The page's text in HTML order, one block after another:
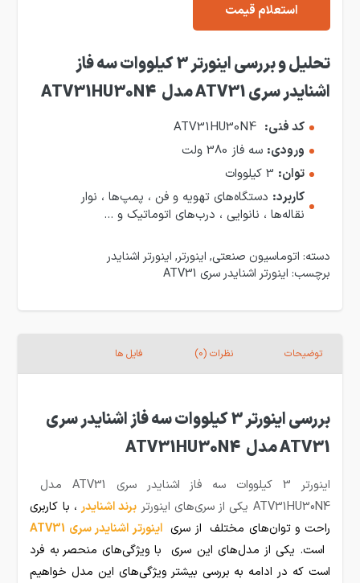
استعلام قیمت
تحلیل و بررسی اینورتر 3 کیلووات سه فاز
اشنایدر سری ATV31 مدل ATV31HU30N4
کد فنی: ATV31HU30N4
ورودی: سه فاز 380 ولت
توان:
کاربرد: دستگاه‌های تهويه و فن ، پمپ‌ها ، نوار
نقاله‌ها ، نانوايی ، درب‌های اتوماتيک و …
دسته: اتوماسیون صنعتی, اینورتر, اینورتر اشنایدر
برچسب: اینورتر اشنایدر سری ATV31
توضیحات نظرات (0) فایل ها
بررسی اینورتر 3 کیلووات سه فاز اشنایدر سری
ATV31 مدل ATV31HU30N4
اینورتر 3 کیلووات سه فاز اشنایدر سری ATV31 مدل
ATV31HU30N4 یکی از سری‌های اینورتر
برند اشنایدر، با کاربری
راحت و توان‌های مختلف از سری اینورتر اشنایدر سری ATV31
است. یکی از مدل‎‌های این سری با ویژگی‌های
منحصر به فرد
است که در ادامه به بررسی بیشتر ویژگی‌های این مدل خواهیم